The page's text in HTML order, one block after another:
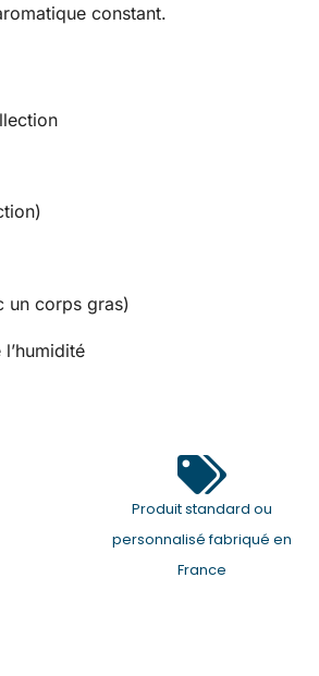
constant.
un corps gras)
Produit standard ou
personnalisé fabriqué en
France